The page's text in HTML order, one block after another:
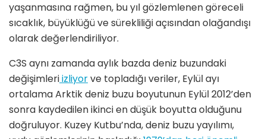
yaşanmasına rağmen, bu yıl gözlemlenen göreceli
sıcaklık, büyüklüğü ve sürekliliği açısından olağandışı
olarak değerlendiriliyor.
C3S aynı zamanda aylık bazda deniz buzundaki
değişimleriizliyorve topladığı veriler, Eylül ayı
ortalama Arktik deniz buzu boyutunun Eylül 2012’den
sonra kaydedilen ikinci en düşük boyutta olduğunu
doğruluyor. Kuzey Kutbu’nda, deniz buzu yayılımı,